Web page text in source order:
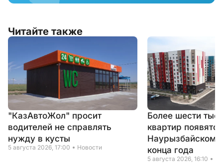
Читайте также
"КазАвтоЖол" просит
водителей не справлять
нужду в кусты
5 августа 2026, 17:00 Новости
Более шести
квартир
Наурызбайском
конца года
5 августа 2026, 16:10